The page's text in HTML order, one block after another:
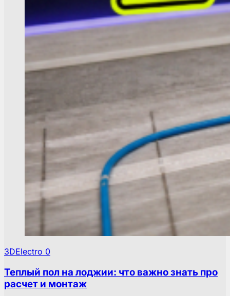
3DElectro 0
Теплый пол на лоджии: что важно знать про
расчет и монтаж